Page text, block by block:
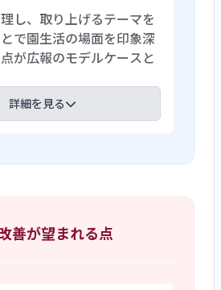
を展開しています。その一
館やデジタルアートミュー
、そこで体験したことの再
ジしました。なお、同プ
ビゲーター園」として、視
います。
います。エントランスには
めて作った天蓋を設けて柔
つくり出すとともに、保
作ったオーナメントを、
たちの書き初めを掲示し
、日本の四季・文化・風習
に、麻布の町には江戸時代
す。そのような地域との関
を整えています。
し、取り上げるテーマを
で園生活の場面を印象深
が広報のモデルケースと
詳細を見る
は一般的ですが、ここでは
子とアート活動メインのア
善が望まれる点